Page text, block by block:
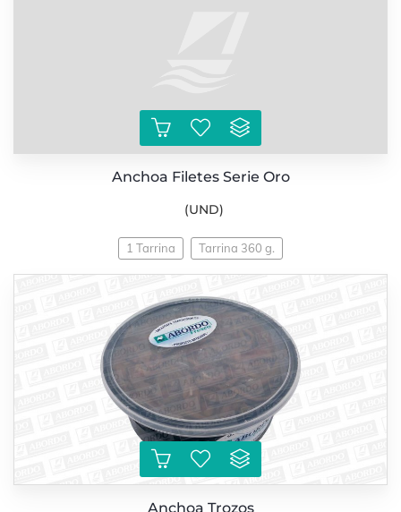
Anchoa Filetes Serie Oro
(UND)
1 Tarrina Tarrina 360 g.
Anchoa Trozos